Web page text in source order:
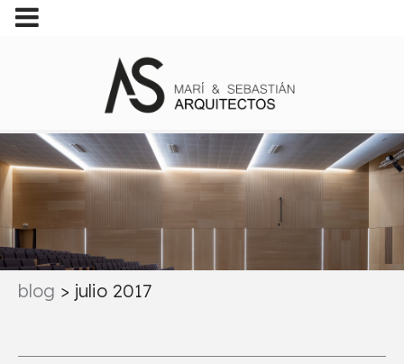
blog > julio 2017